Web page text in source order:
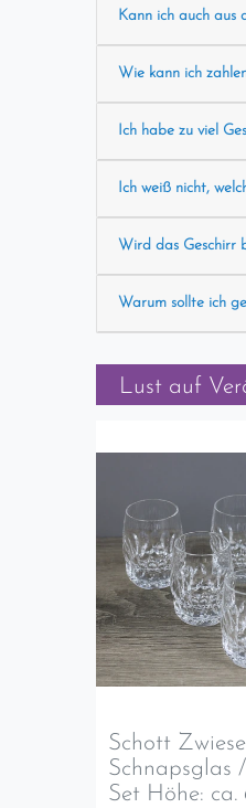
Kann ich auch aus
Wie kann ich
Ich habe zu viel
Ich weiß nicht,
Wird das Geschirr
Warum sollte ich
Lust auf
Schott
Schnapsglas
Set Höhe: ca.